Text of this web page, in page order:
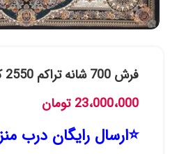
فرش 700 شانه تراکم 2550 کد 77850
23،000،000 تومان
⭐ارسال رایگان درب